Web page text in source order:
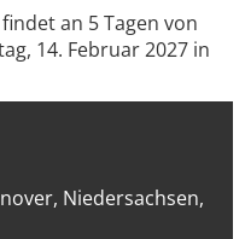
an 5 Tagen von
14. Februar 2027 in
Niedersachsen,